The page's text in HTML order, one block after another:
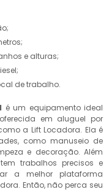
e alturas;
de trabalho.
é um equipamento ideal
em aluguel por
a Lift Locadora. Ela é
como manuseio de
e decoração. Além
trabalhos precisos e
a melhor plataforma
Então, não perca seu